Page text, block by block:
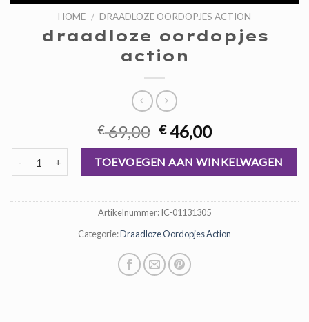
HOME / DRAADLOZE OORDOPJES ACTION
draadloze oordopjes
action
€69,00 Oorspronkelijke
prijs
was:
€ 69,00.
€46,00Huidige
prijs
is:
€ 46,00.
draadloze oordopjes action aantalTOEVOEGEN AAN WINKELWAGEN
Artikelnummer:IC-01131305
Categorie:Draadloze Oordopjes Action